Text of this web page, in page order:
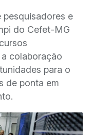
pesquisadores e
do Cefet-MG
colaboração
para o
de ponta em